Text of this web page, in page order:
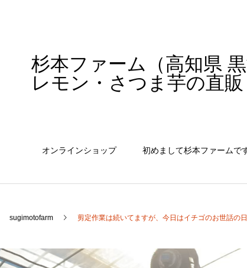
杉本ファーム（高知県
レモン・さつま芋の直販
オンラインショップ 初めまして杉本ファームで
sugimotofarm 剪定作業は続いてますが、今日はイチゴのお世話の日